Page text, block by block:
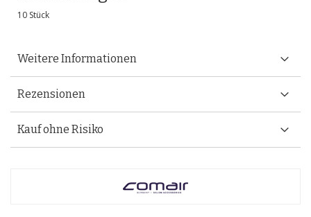
10 Stück
Weitere Informationen
Rezensionen
Kauf ohne Risiko